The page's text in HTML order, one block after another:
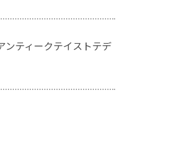
ティークテイストテデ